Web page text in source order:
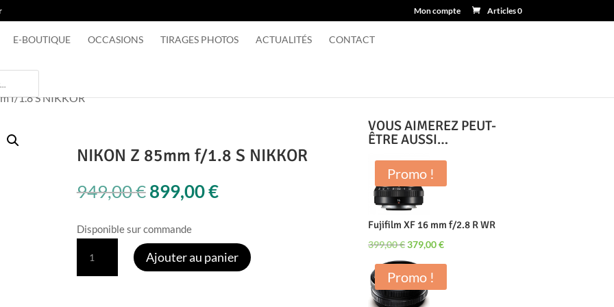
Mon compte Articles 0
E-BOUTIQUE OCCASIONS TIRAGES PHOTOS ACTUALITÉS CONTACT
f/1.8 S NIKKOR
NIKON Z 85mm f/1.8 S NIKKOR
949,00€Le
initial
était :
949,00 €.
899,00€Le
est :
899,00 €.
Disponible sur commande
Ajouter au panier
VOUS AIMEREZ PEUT-
ÊTRE AUSSI…
Promo !
Fujifilm XF 16 mm f/2.8 R WR
399,00€Le
prix
initial
était :
379,00€Le
prix
Promo !